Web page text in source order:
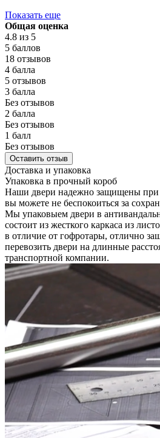
Показать еще
Общая оценка
4.8 из 5
5 баллов
18 отзывов
4 балла
5 отзывов
3 балла
Без отзывов
2 балла
Без отзывов
1 балл
Без отзывов
Оставить отзыв
Доставка и упаковка
Упаковка в прочный короб
Наши двери надежно защищены при
вы можете не беспокоиться за
Мы упаковыем двери в
состоит из жесткого каркаса из
в отличие от гофротары, отлично
перевозить двери на длинные
транспортной компании.